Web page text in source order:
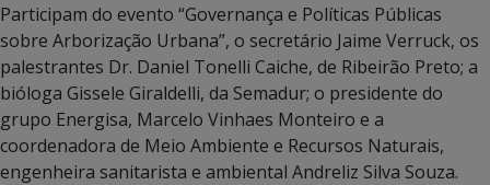
Participam do evento “Governança e Políticas Públicas
sobre Arborização Urbana”, o secretário Jaime Verruck, os
palestrantes Dr. Daniel Tonelli Caiche, de Ribeirão Preto; a
bióloga Gissele Giraldelli, da Semadur; o presidente do
grupo Energisa, Marcelo Vinhaes Monteiro e a
coordenadora de Meio Ambiente e Recursos Naturais,
engenheira sanitarista e ambiental Andreliz Silva Souza.